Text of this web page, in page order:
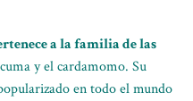
a la familia de las
y el cardamomo. Su
en todo el mundo